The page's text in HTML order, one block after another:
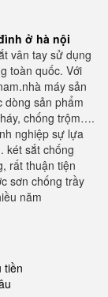
ở hà nội
vân tay sử dụng
toàn quốc. Với
máy sản
sản phẩm
chống trộm….
nghiệp sự lựa
két sắt chống
rất thuận tiện
sơn chống trầy
năm
tiền